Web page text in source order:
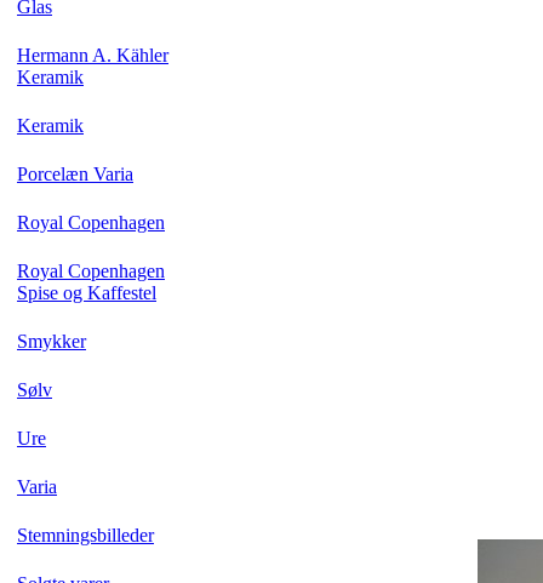
Glas
Hermann A. Kähler
Keramik
Keramik
Porcelæn Varia
Royal Copenhagen
Royal Copenhagen
Spise og Kaffestel
Smykker
Sølv
Ure
Varia
Stemningsbilleder